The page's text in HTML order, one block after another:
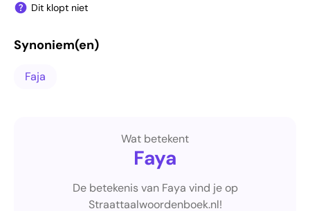
Dit klopt niet
Synoniem(en)
Faja
Wat betekent
Faya
De betekenis van Faya vind je op
Straattaalwoordenboek.nl!